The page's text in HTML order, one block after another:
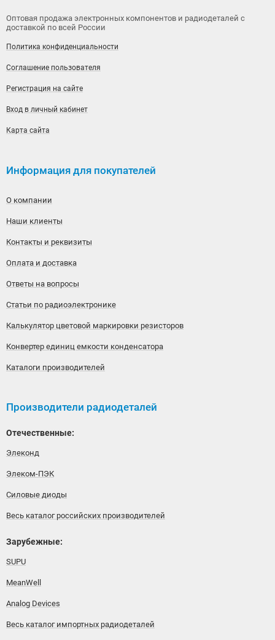
Оптовая продажа электронных компонентов и радиодеталей с
доставкой по всей России
Политика конфиденциальности
Соглашение пользователя
Регистрация на сайте
Вход в личный кабинет
Карта сайта
Информация для покупателей
О компании
Наши клиенты
Контакты и реквизиты
Оплата и доставка
Ответы на вопросы
Статьи по радиоэлектронике
Калькулятор цветовой маркировки резисторов
Конвертер единиц емкости конденсатора
Каталоги производителей
Производители радиодеталей
Отечественные:
Элеконд
Элеком-ПЭК
Силовые диоды
Весь каталог российских производителей
Зарубежные:
SUPU
MeanWell
Analog Devices
Весь каталог импортных радиодеталей